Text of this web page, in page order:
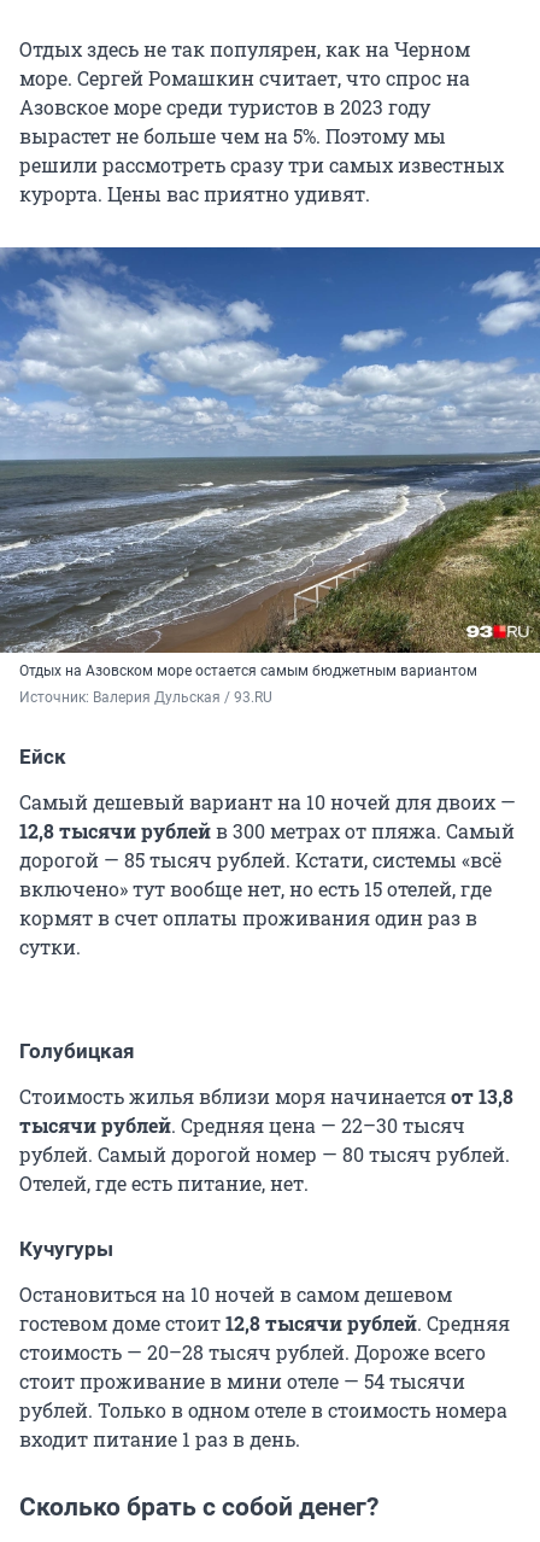
Отдых здесь не так популярен, как на Черном
море. Сергей Ромашкин считает, что спрос на
Азовское море среди туристов в 2023 году
вырастет не больше чем на 5%. Поэтому мы
решили рассмотреть сразу три самых известных
курорта. Цены вас приятно удивят.
Отдых на Азовском море остается самым бюджетным вариантом
Источник: Валерия Дульская / 93.RU
Ейск
Самый дешевый вариант на 10 ночей для двоих —
12,8 тысячи рублейв 300 метрах от пляжа. Самый
дорогой — 85 тысяч рублей. Кстати, системы «всё
включено» тут вообще нет, но есть 15 отелей, где
кормят в счет оплаты проживания один раз в
сутки.
Голубицкая
Стоимость жилья вблизи моря начинаетсяот 13,8
тысячи рублей. Средняя цена — 22–30 тысяч
рублей. Самый дорогой номер — 80 тысяч рублей.
Отелей, где есть питание, нет.
Кучугуры
Остановиться на 10 ночей в самом дешевом
гостевом доме стоит12,8 тысячи рублей. Средняя
стоимость — 20–28 тысяч рублей. Дороже всего
стоит проживание в мини отеле — 54 тысячи
рублей. Только в одном отеле в стоимость номера
входит питание 1 раз в день.
Сколько брать с собой денег?